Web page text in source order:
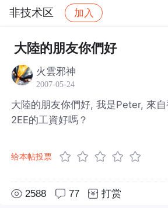
非技术区 加入
社区 非技术区 帖子详情
大陸的朋友你們好
火雲邪神
2007-05-24
大陸的朋友你們好, 我是Peter, 來
2EE的工資好嗎？
给本帖投票
2588 77 打赏